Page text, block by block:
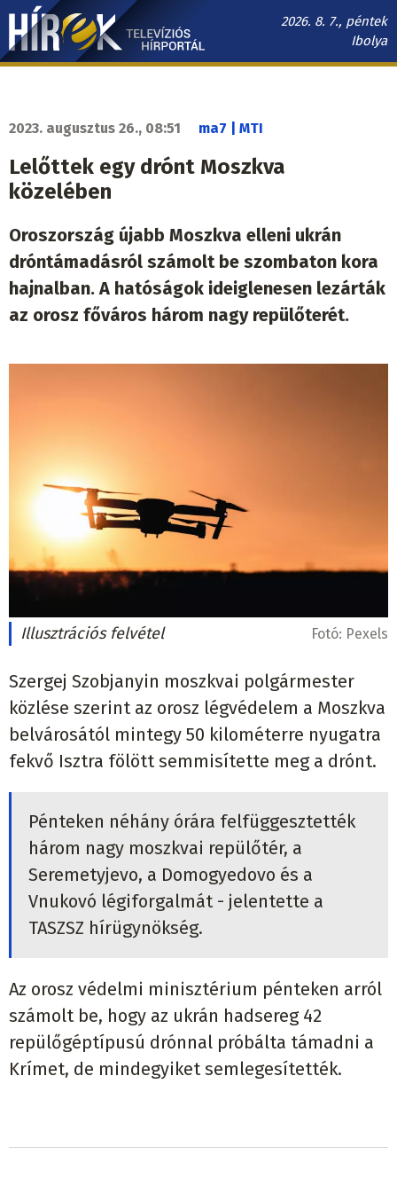
Ugrás
tartalomra
2026. 8. 7., péntek
Ibolya
Hírek.sk
2023. augusztus 26., 08:51 ma7 | MTI
Lelőttek egy drónt Moszkva
közelében
Oroszország újabb Moszkva elleni ukrán
dróntámadásról számolt be szombaton kora
hajnalban. A hatóságok ideiglenesen lezárták
az orosz főváros három nagy repülőterét.
Illusztrációs felvétel Fotó: Pexels
Szergej Szobjanyin moszkvai polgármester
közlése szerint az orosz légvédelem a Moszkva
belvárosától mintegy 50 kilométerre nyugatra
fekvő Isztra fölött semmisítette meg a drónt.
Pénteken néhány órára felfüggesztették
három nagy moszkvai repülőtér, a
Seremetyjevo, a Domogyedovo és a
Vnukovó légiforgalmát - jelentette a
TASZSZ hírügynökség.
Az orosz védelmi minisztérium pénteken arról
számolt be, hogy az ukrán hadsereg 42
repülőgéptípusú drónnal próbálta támadni a
Krímet, de mindegyiket semlegesítették.